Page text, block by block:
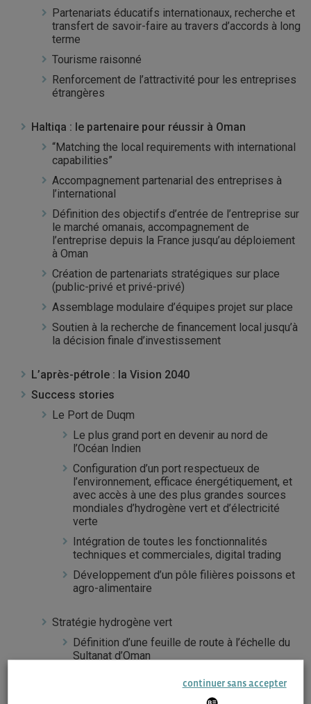
Partenariats éducatifs internationaux, recherche et
transfert de savoir-faire au travers d’accords à long
terme
Tourisme raisonné
Renforcement de l’attractivité pour les entreprises
étrangères
Haltiqa : le partenaire pour réussir à Oman
“Matching the local requirements with international
capabilities”
Accompagnement partenarial des entreprises à
l’international
Définition des objectifs d’entrée de l’entreprise sur
le marché omanais, accompagnement de
l’entreprise depuis la France jusqu’au déploiement
à Oman
Création de partenariats stratégiques sur place
(public-privé et privé-privé)
Assemblage modulaire d’équipes projet sur place
Soutien à la recherche de financement local jusqu’à
la décision finale d’investissement
L’après-pétrole : la Vision 2040
Success stories
Le Port de Duqm
Le plus grand port en devenir au nord de
l’Océan Indien
Configuration d’un port respectueux de
l’environnement, efficace énergétiquement, et
avec accès à une des plus grandes sources
mondiales d’hydrogène vert et d’électricité
verte
Intégration de toutes les fonctionnalités
techniques et commerciales, digital trading
Développement d’un pôle filières poissons et
agro-alimentaire
Stratégie hydrogène vert
Définition d’une feuille de route à l’échelle du
Sultanat d’Oman
Hiérarchisation des phases de développement
: décarbonation des sources d’hydrogène
continuer sans accepter